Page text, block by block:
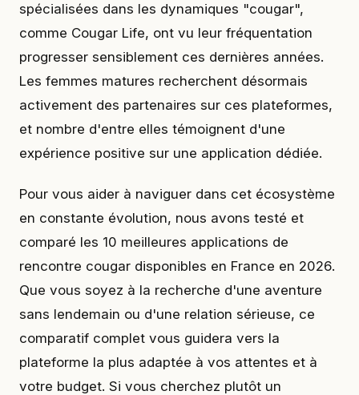
spécialisées dans les dynamiques "cougar",
comme Cougar Life, ont vu leur fréquentation
progresser sensiblement ces dernières années.
Les femmes matures recherchent désormais
activement des partenaires sur ces plateformes,
et nombre d'entre elles témoignent d'une
expérience positive sur une application dédiée.
Pour vous aider à naviguer dans cet écosystème
en constante évolution, nous avons testé et
comparé les 10 meilleures applications de
rencontre cougar disponibles en France en 2026.
Que vous soyez à la recherche d'une aventure
sans lendemain ou d'une relation sérieuse, ce
comparatif complet vous guidera vers la
plateforme la plus adaptée à vos attentes et à
votre budget. Si vous cherchez plutôt un